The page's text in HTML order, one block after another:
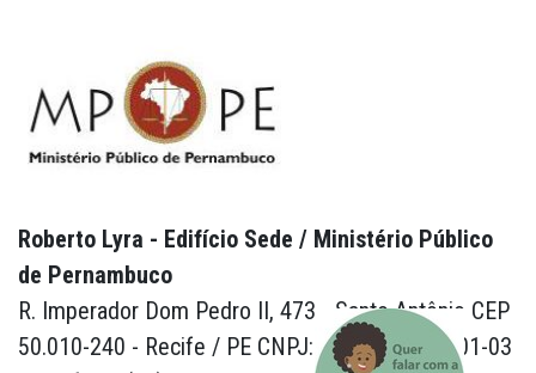
Roberto Lyra - Edifício Sede / Ministério Público
de Pernambuco
R. Imperador Dom Pedro II, 473 - Santo Antônio CEP
50.010-240 - Recife / PE CNPJ: 24.417.065/0001-03